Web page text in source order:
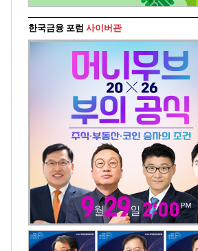
한국금융 포럼 사이버관